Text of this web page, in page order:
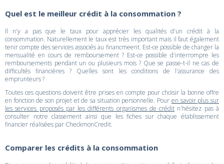
Quel est le meilleur crédit à la consommation ?
Il n'y a pas que le taux pour apprécier les qualités d'un crédit à la
consommation. Naturellement le taux est très important mais il faut également
tenir compte des services associés au financmeent. Est-ce possible de changer la
mensualité en cours de remboursement ? Est-ce possible d'interrompre les
remboursements pendant un ou plusieurs mois ? Que se passe-t-il ne cas de
difficultés financières ? Quelles sont les conditions de l'assurance des
emprunteurs ?
Toutes ces questions doivent être prises en compte pour choisir la bonne offre
en fonction de son projet et de sa situation personnelle. Pour en savoir plus sur
les services proposés par les différents organismes de crédit n'hésitez pas à
consulter notre classement ainsi que les fiches sur chaque établissement
financier réalisées par CheckmonCredit.
Comparer les crédits à la consommation